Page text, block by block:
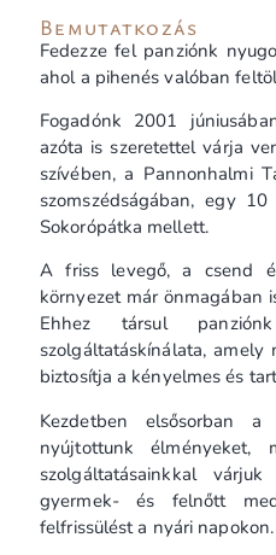
Bemutatkozás
Fedezze fel panziónk
ahol a pihenés valóban
Fogadónk 2001
azóta is szeretettel várja
szívében, a Pannonhalmi
szomszédságában, egy
Sokorópátka mellett.
A friss levegő, a csend
környezet már önmagában
Ehhez társul
szolgáltatáskínálata, amely
biztosítja a kényelmes és
Kezdetben elsősorban a
nyújtottunk élményeket,
szolgáltatásainkkal
gyermek- és felnőtt
felfrissülést a nyári napokon.